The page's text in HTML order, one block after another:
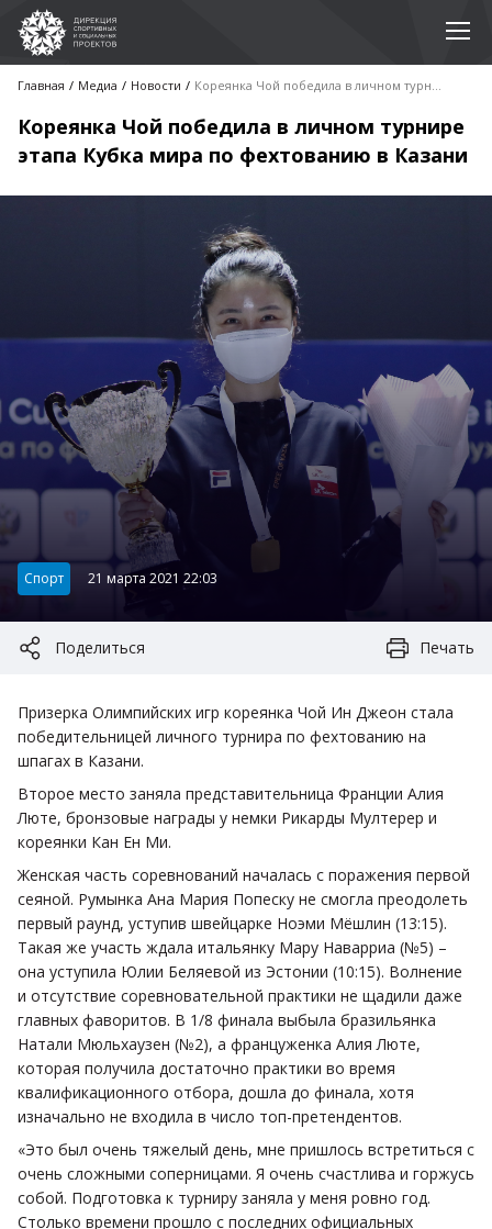
Главная Медиа Новости Кореянка Чой победила в личном турнире этапа Кубка мира по фехтованию в Казани
Кореянка Чой победила в личном турнире
этапа Кубка мира по фехтованию в Казани
Категория:
Спорт 21 марта 2021 22:03
Поделиться Печать
Призерка Олимпийских игр кореянка Чой Ин Джеон стала
победительницей личного турнира по фехтованию на
шпагах в Казани.
Второе место заняла представительница Франции Алия
Люте, бронзовые награды у немки Рикарды Мултерер и
кореянки Кан Ен Ми.
Женская часть соревнований началась с поражения первой
сеяной. Румынка Ана Мария Попеску не смогла преодолеть
первый раунд, уступив швейцарке Ноэми Мёшлин (13:15).
Такая же участь ждала итальянку Мару Наварриа (№5) –
она уступила Юлии Беляевой из Эстонии (10:15). Волнение
и отсутствие соревновательной практики не щадили даже
главных фаворитов. В 1/8 финала выбыла бразильянка
Натали Мюльхаузен (№2), а француженка Алия Люте,
которая получила достаточно практики во время
квалификационного отбора, дошла до финала, хотя
изначально не входила в число топ-претендентов.
«Это был очень тяжелый день, мне пришлось встретиться с
очень сложными соперницами. Я очень счастлива и горжусь
собой. Подготовка к турниру заняла у меня ровно год.
Столько времени прошло с последних официальных